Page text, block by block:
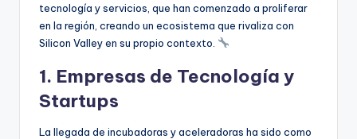
tecnología y servicios, que han comenzado a proliferar
en la región, creando un ecosistema que rivaliza con
Silicon Valley en su propio contexto.
1. Empresas de Tecnología y
Startups
La llegada de incubadoras y aceleradoras ha sido como